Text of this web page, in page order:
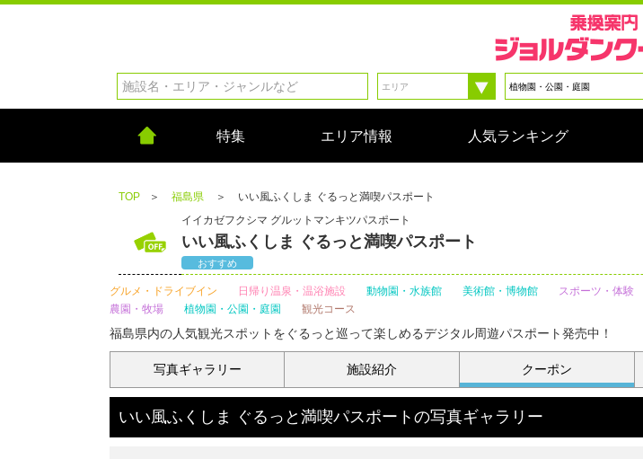
特集 エリア情報 人気ランキング
TOP ＞ 福島県 ＞
いい風ふくしま ぐるっと満喫パスポート
イイカゼフクシマ グルットマンキツパスポート
いい風ふくしま ぐるっと満喫パスポート
おすすめ
グルメ・ドライブイン 日帰り温泉・温浴施設 動物園・水族館 美術館・博物館 スポーツ・体験
農園・牧場
植物園・公園・庭園 観光コース
福島県内の人気観光スポットをぐるっと巡って楽しめるデジタル周遊パスポート発売中！
写真ギャラリー 施設紹介 クーポン
いい風ふくしま ぐるっと満喫パスポート の写真ギャラリー